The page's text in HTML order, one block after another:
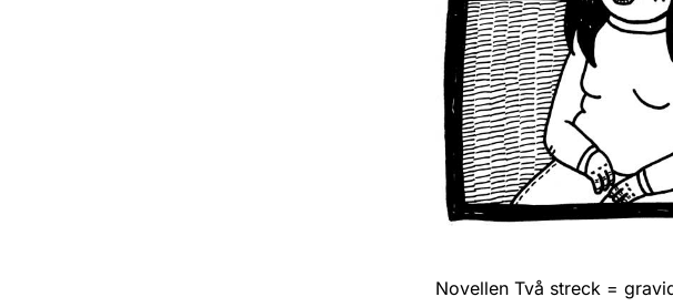
Novellen Två streck =